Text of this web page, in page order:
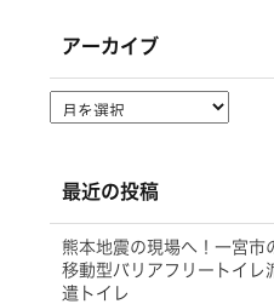
アーカイブ
ア
ー
ブ
最近の投稿
熊本地震の現場へ！一宮市
移動型バリアフリートイレ
遣トイレ